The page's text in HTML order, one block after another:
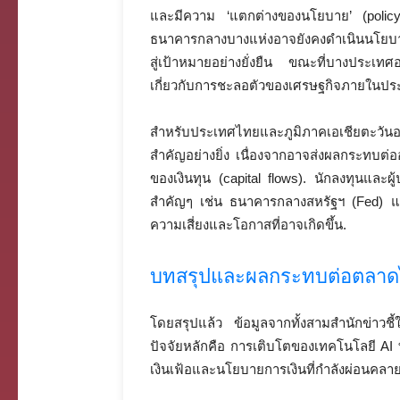
และมีความ ‘แตกต่างของนโยบาย’
ธนาคารกลางบางแห่งอาจยังคงดำเนินนโย
สู่เป้าหมายอย่างยั่งยืน ขณะที่บางประเทศ
เกี่ยวกับการชะลอตัวของเศรษฐกิจภายในปร
สำหรับประเทศไทยและภูมิภาคเอเชียตะวั
สำคัญอย่างยิ่ง เนื่องจากอาจส่งผลกระทบต่
ของเงินทุน (capital flows). นักลงทุนและ
สำคัญๆ เช่น ธนาคารกลางสหรัฐฯ (Fed)
ความเสี่ยงและโอกาสที่อาจเกิดขึ้น.
บทสรุปและผลกระทบต่อตลา
โดยสรุปแล้ว ข้อมูลจากทั้งสามสำนักข่าวชี้
ปัจจัยหลักคือ การเติบโตของเทคโนโลยี
เงินเฟ้อและนโยบายการเงินที่กำลังผ่อนคลา